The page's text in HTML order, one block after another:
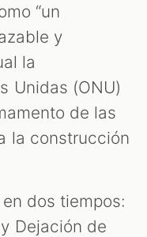
“un
y
la
Unidas (ONU)
de las
la construcción
dos tiempos:
Dejación de